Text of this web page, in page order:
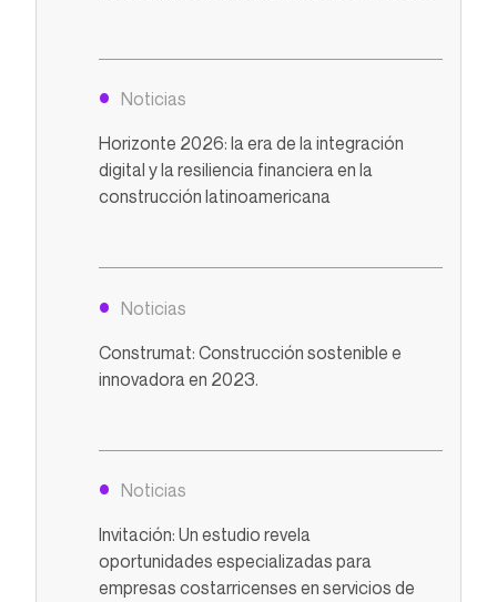
Noticias
Horizonte 2026: la era de la integración
digital y la resiliencia financiera en la
construcción latinoamericana
Noticias
Construmat: Construcción sostenible e
innovadora en 2023.
Noticias
Invitación: Un estudio revela
oportunidades especializadas para
empresas costarricenses en servicios de